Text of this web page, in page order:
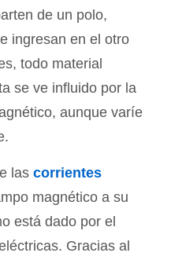
de un polo,
ingresan en el otro
todo material
se ve influido por la
aunque varíe
las corrientes
magnético a su
está dado por el
Gracias al